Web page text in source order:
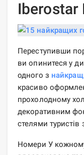
Iberostar
Переступивши
ви опинитеся у
одного з
красиво
прохолодному
декоративним
стелями туристів
Номери У